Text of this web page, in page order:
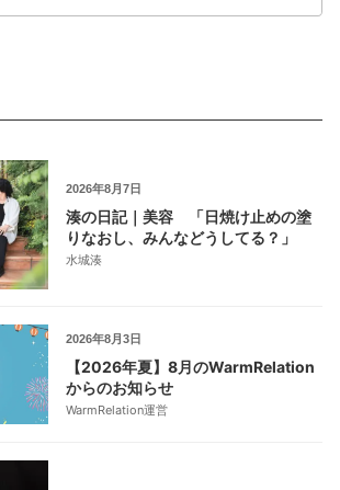
2026年8月7日
湊の日記｜美容 「日焼け止めの塗
りなおし、みんなどうしてる？」
水城湊
2026年8月3日
【2026年夏】8月のWarmRelation
からのお知らせ
WarmRelation運営